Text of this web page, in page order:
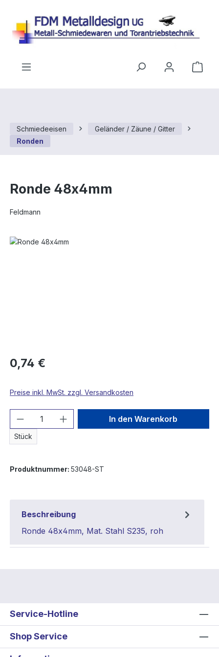
Schmiedeeisen
Geländer / Zäune / Gitter
Ronden
Ronde 48x4mm
Feldmann
Bildergalerie überspringen
0,74 €
Preise inkl. MwSt. zzgl. Versandkosten
Produkt Anzahl: Gib den
Stück
In den Warenkorb
Produktnummer: 53048-ST
Beschreibung
Ronde 48x4mm, Mat. Stahl S235, roh
Service-Hotline
Shop Service